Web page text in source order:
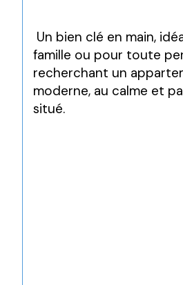
famille ou pour toute
recherchant un
moderne, au calme et
situé.